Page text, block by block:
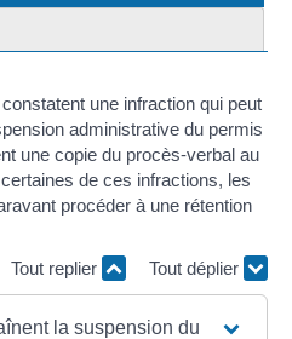
une infraction qui peut
administrative du permis
une copie du procès-verbal au
de ces infractions, les
procéder à une rétention
Tout replier
Tout déplier
la suspension du